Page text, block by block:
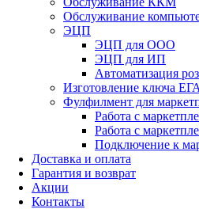
Обслуживание
ЭЦП
ЭЦП для ООО
ЭЦП для ИП
Автоматизация
Изготовление ключа
Фулфилмент для
Работа с
Работа с
Подключение к
Доставка и оплата
Гарантия и возврат
Акции
Контакты